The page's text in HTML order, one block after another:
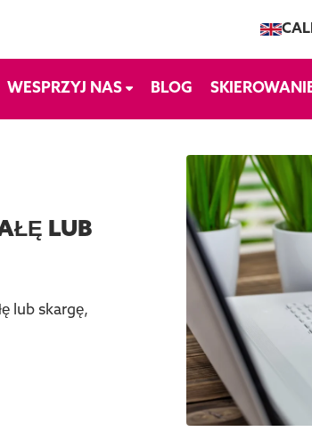
WESPRZYJ NAS BLOG
LUB
lub skargę,